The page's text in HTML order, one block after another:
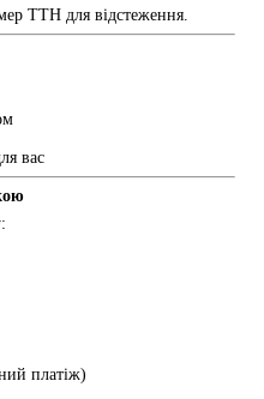
ТТН для відстеження.
вас
платіж)